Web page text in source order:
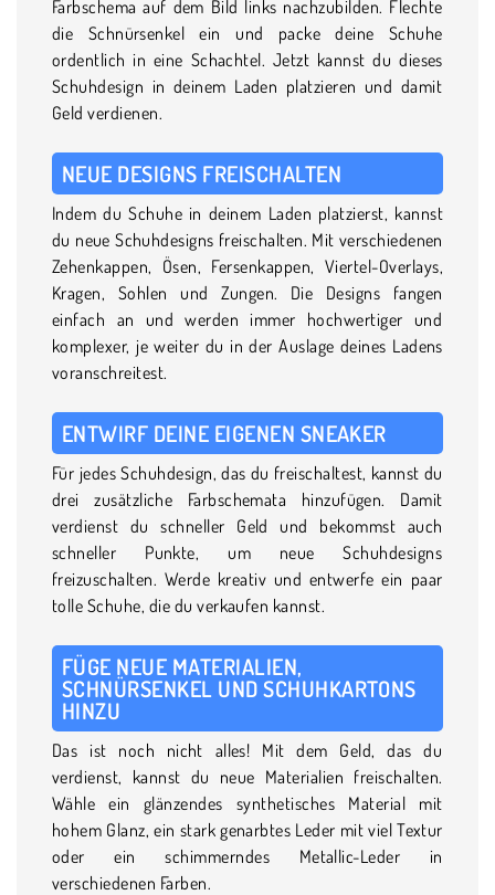
Farbschema auf dem Bild links nachzubilden. Flechte
die Schnürsenkel ein und packe deine Schuhe
ordentlich in eine Schachtel. Jetzt kannst du dieses
Schuhdesign in deinem Laden platzieren und damit
Geld verdienen.
NEUE DESIGNS FREISCHALTEN
Indem du Schuhe in deinem Laden platzierst, kannst
du neue Schuhdesigns freischalten. Mit verschiedenen
Zehenkappen, Ösen, Fersenkappen, Viertel-Overlays,
Kragen, Sohlen und Zungen. Die Designs fangen
einfach an und werden immer hochwertiger und
komplexer, je weiter du in der Auslage deines Ladens
voranschreitest.
ENTWIRF DEINE EIGENEN SNEAKER
Für jedes Schuhdesign, das du freischaltest, kannst du
drei zusätzliche Farbschemata hinzufügen. Damit
verdienst du schneller Geld und bekommst auch
schneller Punkte, um neue Schuhdesigns
freizuschalten. Werde kreativ und entwerfe ein paar
tolle Schuhe, die du verkaufen kannst.
FÜGE NEUE MATERIALIEN,
SCHNÜRSENKEL UNDSCHUHKARTONS
HINZU
Das ist noch nicht alles! Mit dem Geld, das du
verdienst, kannst du neue Materialien freischalten.
Wähle ein glänzendes synthetisches Material mit
hohem Glanz, ein stark genarbtes Leder mit viel Textur
oder ein schimmerndes Metallic-Leder in
verschiedenen Farben.